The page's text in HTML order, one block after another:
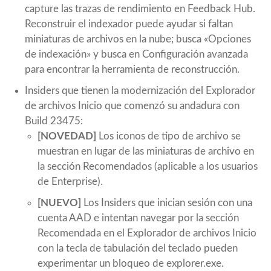
capture las trazas de rendimiento en Feedback Hub.
Reconstruir el indexador puede ayudar si faltan
miniaturas de archivos en la nube; busca «Opciones
de indexación» y busca en Configuración avanzada
para encontrar la herramienta de reconstrucción.
Insiders que tienen la modernización del Explorador
de archivos Inicio que comenzó su andadura con
Build 23475:
[NOVEDAD] Los iconos de tipo de archivo se
muestran en lugar de las miniaturas de archivo en
la sección Recomendados (aplicable a los usuarios
de Enterprise).
[NUEVO] Los Insiders que inician sesión con una
cuenta AAD e intentan navegar por la sección
Recomendada en el Explorador de archivos Inicio
con la tecla de tabulación del teclado pueden
experimentar un bloqueo de explorer.exe.